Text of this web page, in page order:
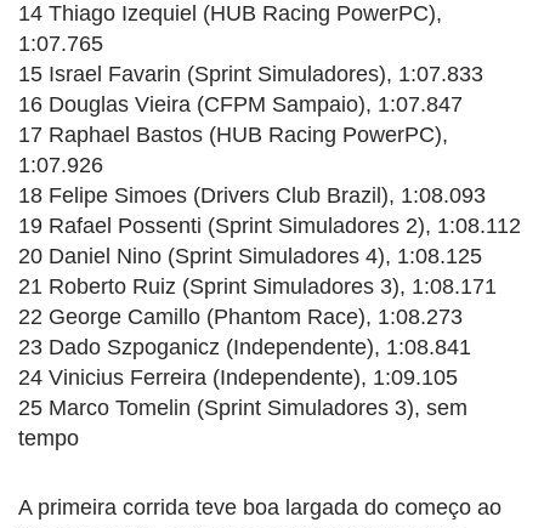
14 Thiago Izequiel (HUB Racing PowerPC),
1:07.765
15 Israel Favarin (Sprint Simuladores), 1:07.833
16 Douglas Vieira (CFPM Sampaio), 1:07.847
17 Raphael Bastos (HUB Racing PowerPC),
1:07.926
18 Felipe Simoes (Drivers Club Brazil), 1:08.093
19 Rafael Possenti (Sprint Simuladores 2), 1:08.112
20 Daniel Nino (Sprint Simuladores 4), 1:08.125
21 Roberto Ruiz (Sprint Simuladores 3), 1:08.171
22 George Camillo (Phantom Race), 1:08.273
23 Dado Szpoganicz (Independente), 1:08.841
24 Vinicius Ferreira (Independente), 1:09.105
25 Marco Tomelin (Sprint Simuladores 3), sem
tempo
A primeira corrida teve boa largada do começo ao